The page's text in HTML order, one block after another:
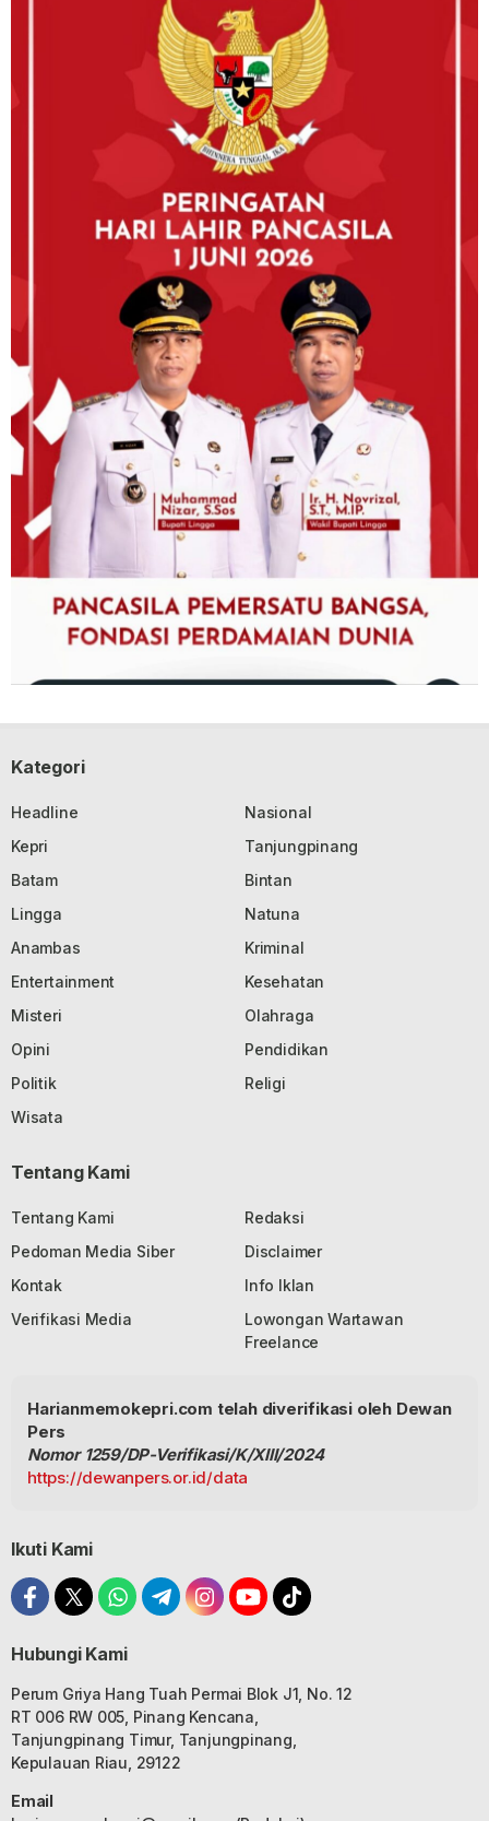
Kategori
Headline
Nasional
Kepri
Tanjungpinang
Batam
Bintan
Lingga
Natuna
Anambas
Kriminal
Entertainment
Kesehatan
Misteri
Olahraga
Opini
Pendidikan
Politik
Religi
Wisata
Tentang Kami
Tentang Kami
Redaksi
Pedoman Media Siber
Disclaimer
Kontak
Info Iklan
Verifikasi Media
Lowongan Wartawan
Freelance
Harianmemokepri.com telah diverifikasi oleh Dewan
Pers
Nomor 1259/DP-Verifikasi/K/XIII/2024
https://dewanpers.or.id/data
Ikuti Kami
Hubungi Kami
Perum Griya Hang Tuah Permai Blok J1, No. 12
RT 006 RW 005, Pinang Kencana,
Tanjungpinang Timur, Tanjungpinang,
Kepulauan Riau, 29122
Email